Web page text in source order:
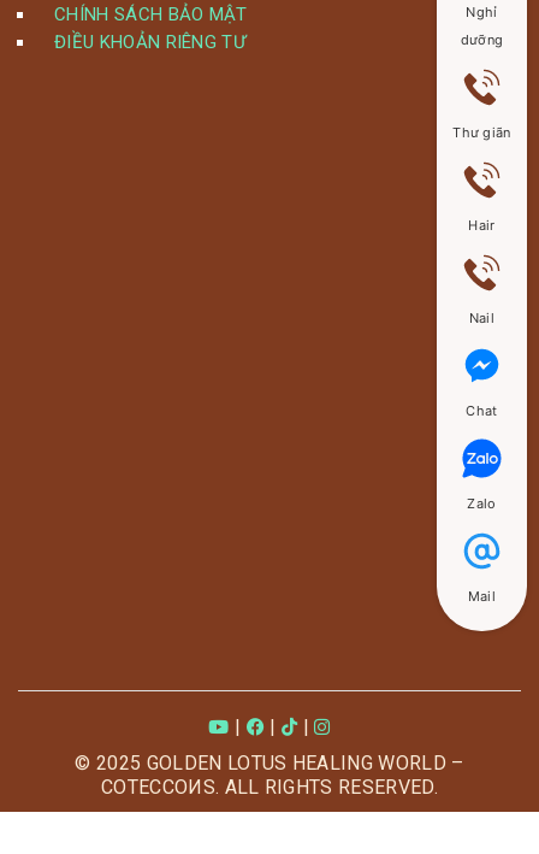
CHÍNH SÁCH BẢO MẬT
ĐIỀU KHOẢN RIÊNG TƯ
| |
|
© 2025 GOLDEN LOTUS HEALING WORLD –
COTECCOИS. ALL RIGHTS RESERVED.
Nghỉ
dưỡng
Thư giãn
Hair
Nail
Chat
Zalo
Mail